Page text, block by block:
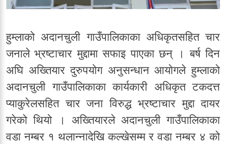
हुम्लाको अदानचुली गाउँपालिकाका अधिकृतसहित चार
जनाले भ्रष्टाचार मुद्दामा सफाइ पाएका छन् । बर्ष दिन
अघि अख्तियार दुरुपयोग अनुसन्धान आयोगले हुम्लाको
अदानचुली गाउँपालिकाका कार्यकारी अधिकृत टकदत्त
प्याकुरेलसहित चार जना विरुद्ध भ्रष्टाचार मुद्दा दायर
गरेको थियो । अख्तियारले अदानचुली गाउँपालिकाका
वडा नम्बर १ थलान्नादेखि कल्खेसम्म र वडा नम्बर ४ को